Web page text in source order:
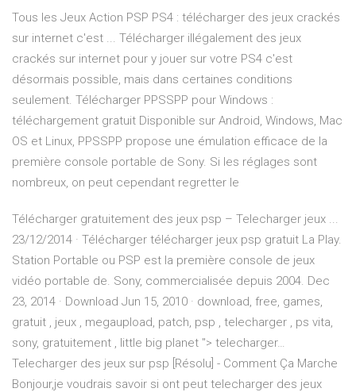
Tous les Jeux Action PSP PS4 : télécharger des jeux crackés
sur internet c'est ... Télécharger illégalement des jeux
crackés sur internet pour y jouer sur votre PS4 c'est
désormais possible, mais dans certaines conditions
seulement. Télécharger PPSSPP pour Windows :
téléchargement gratuit Disponible sur Android, Windows, Mac
OS et Linux, PPSSPP propose une émulation efficace de la
première console portable de Sony. Si les réglages sont
nombreux, on peut cependant regretter le
Télécharger gratuitement des jeux psp – Telecharger jeux ...
23/12/2014 · Télécharger télécharger jeux psp gratuit La Play.
Station Portable ou PSP est la première console de jeux
vidéo portable de. Sony, commercialisée depuis 2004. Dec
23, 2014 · Download Jun 15, 2010 · download, free, games,
gratuit , jeux , megaupload, patch, psp , telecharger , ps vita,
sony, gratuitement , little big planet "> telecharger…
Telecharger des jeux sur psp [Résolu] - Comment Ça Marche
Bonjour,je voudrais savoir si ont peut telecharger des jeux